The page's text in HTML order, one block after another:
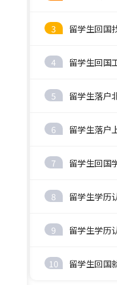
3 留学生回国
4
5 留学生落户
6 留学生落户
7 留学生回国
8 留学生学历
9 留学生学历
10 留学生回国